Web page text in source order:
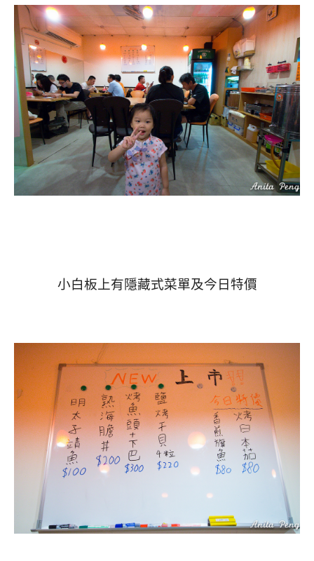
小白板上有隱藏式菜單及今日特價